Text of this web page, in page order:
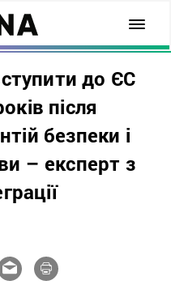
до ЄС
після
безпеки і
– експерт з